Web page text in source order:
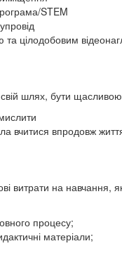
STEM
та цілодобовим
шлях, бути
вчитися впродовж
витрати на
процесу;
матеріали;